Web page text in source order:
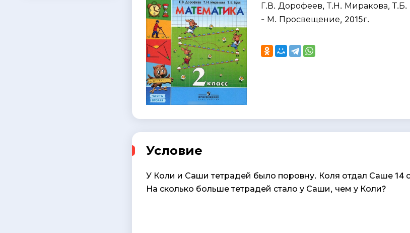
Г.В. Дорофеев, Т.Н. Миракова, Т.Б.
- М. Просвещение, 2015г.
Условие
У Коли и Саши тетрадей было поровну. Коля отдал Саше 14
На сколько больше тетрадей стало у Саши, чем у Коли?